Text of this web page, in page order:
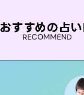
おすすめの占
RECOMMEND